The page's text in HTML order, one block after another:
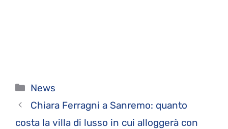
Categorie
News
Chiara Ferragni a Sanremo: quanto
costa la villa di lusso in cui alloggerà con